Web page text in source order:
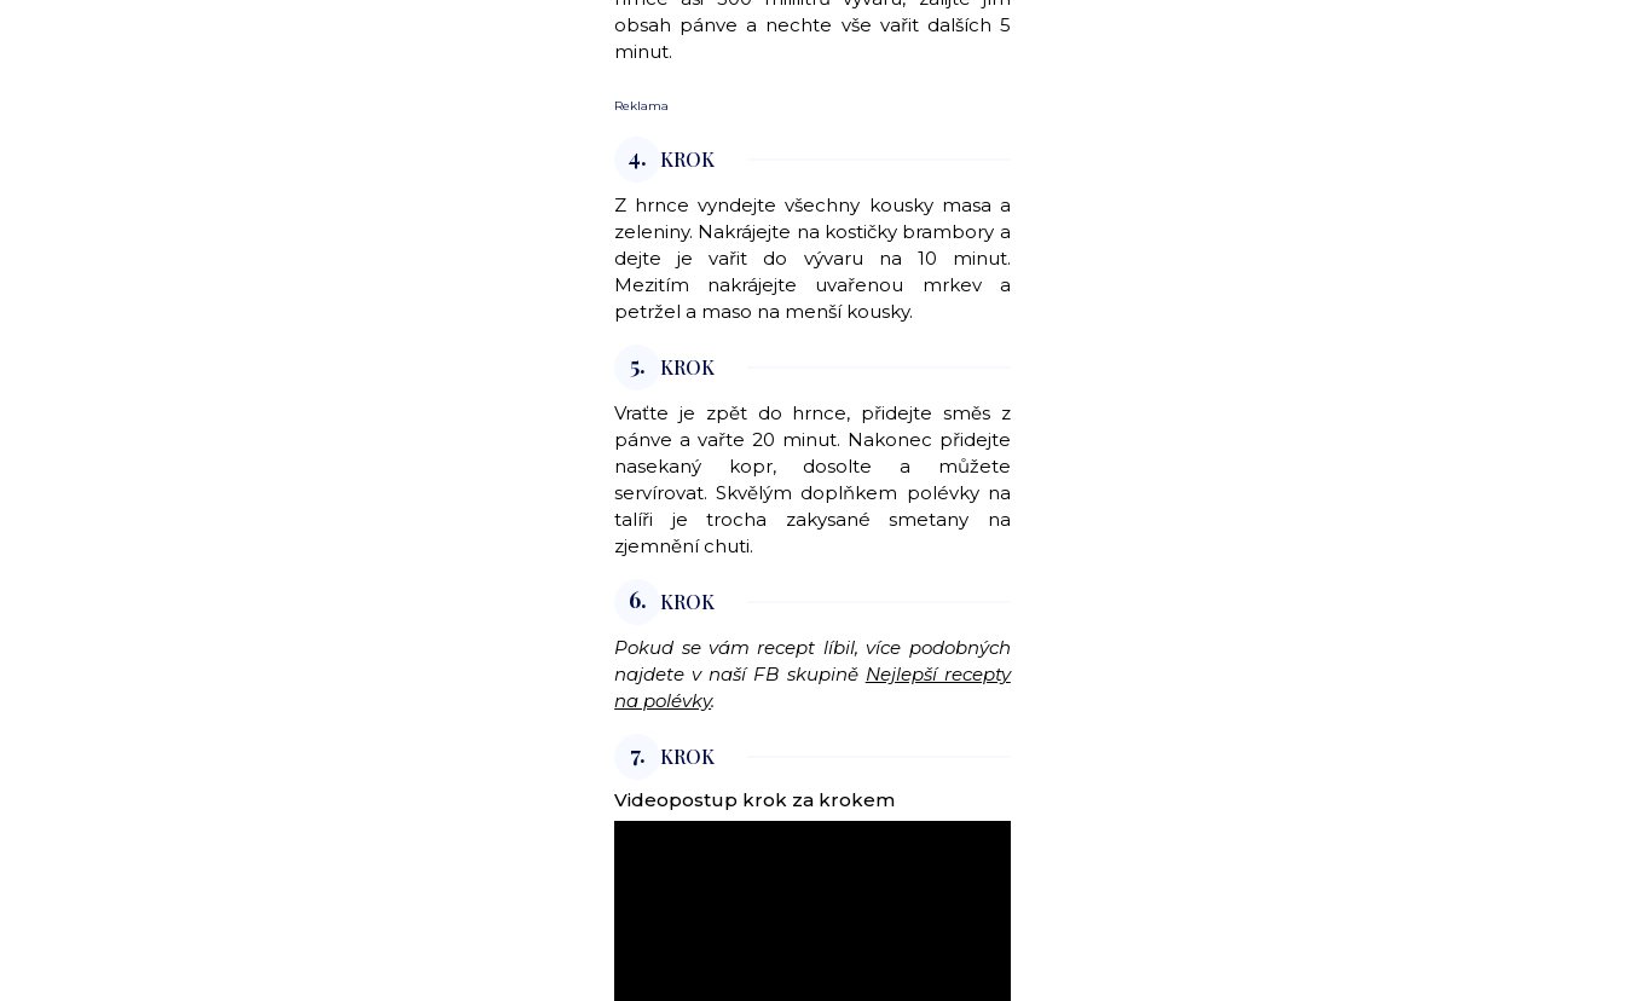
obsah pánve a nechte vše vařit dalších 5
minut.
Reklama
4. KROK
Z hrnce vyndejte všechny kousky masa a
zeleniny. Nakrájejte na kostičky brambory a
dejte je vařit do vývaru na 10 minut.
Mezitím nakrájejte uvařenou mrkev a
petržel a maso na menší kousky.
5. KROK
Vraťte je zpět do hrnce, přidejte směs z
pánve a vařte 20 minut. Nakonec přidejte
nasekaný kopr, dosolte a můžete
servírovat. Skvělým doplňkem polévky na
talíři je trocha zakysané smetany na
zjemnění chuti.
6. KROK
Pokud se vám recept líbil, více podobných
najdete v naší FB skupině Nejlepší recepty
na polévky.
7. KROK
Videopostup krok za krokem